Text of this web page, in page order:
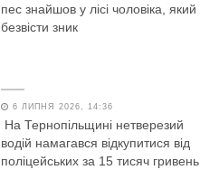
пес знайшов у лісі чоловіка, який
безвісти зник
6 ЛИПНЯ 2026, 14:36
На Тернопільщині нетверезий
водій намагався відкупитися від
поліцейських за 15 тисяч гривень